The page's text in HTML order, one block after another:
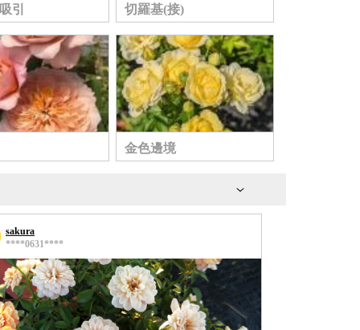
引 切羅基(接)
金色邊境
sakura
****0631****